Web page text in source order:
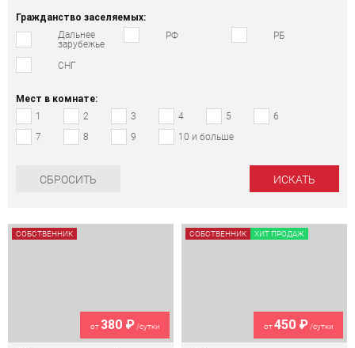
Гражданство заселяемых:
Дальнее
зарубежье
РФ РБ
СНГ
Мест в комнате:
1
2 3 4 5
6
7
8 9 10 и больше
СБРОСИТЬ
от 380 ₽/сутки
СОБСТВЕННИК
от450 ₽/сутки
СОБСТВЕННИК ХИТ ПРОДАЖ